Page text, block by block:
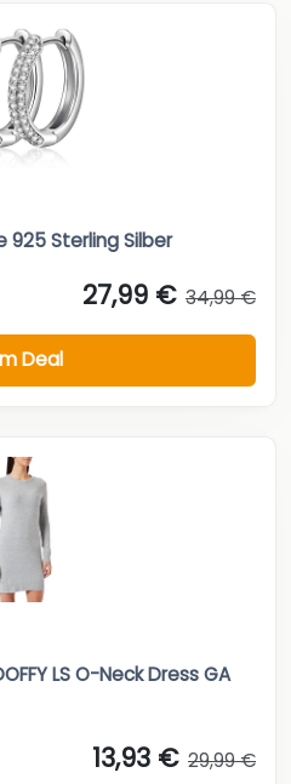
925 Sterling Silber
27,99 € 34,99 €
Deal
LS O-Neck Dress GA
13,93 € 29,99 €